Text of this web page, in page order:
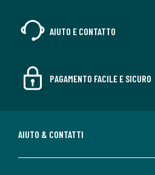
AIUTO E CONTATTO
PAGAMENTO FACILE E SICURO
AIUTO & CONTATTI